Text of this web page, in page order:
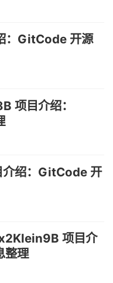
GitCode 开源
目介绍：
绍：GitCode 开
项目介
整理